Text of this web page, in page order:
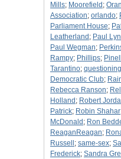
Mills; Moorefield ;
Association; orlando;
Parliament House;
Leatherland ; Paul
Paul Wegman;
Rampy; Phillips;
Tarantino; questioning
Democratic Club;
Rebecca Ranson;
Holland ; Robert
Patrick; Robin Shahar
McDonald ; Ron
ReaganReagan;
Russell ; same-sex;
Frederick; Sandra